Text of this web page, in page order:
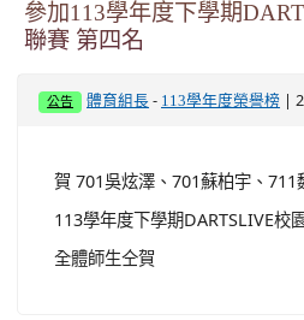
參加113學年度下學期
聯賽 第四名
公告 體育組長 - 113學年度榮譽榜 |
賀 701吳炫澤、701蘇柏宇、
113學年度下學期DARTSLIVE校
全體師生仝賀